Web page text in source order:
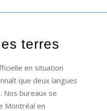
terres
en situation
que deux langues
Nos bureaux se
Montréal en